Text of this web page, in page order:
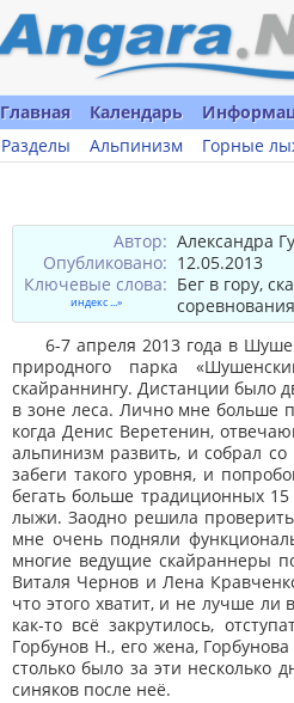
Главная Календарь
Разделы
Альпинизм Горные
Автор: Александра
Опубликовано: 12.05.2013
Ключевые слова:
индекс ...»
Бег в гору,
6-7 апреля 2013 года в
природного парка
скайраннингу. Дистанции было
в зоне леса. Лично мне больше
когда Денис Веретенин,
альпинизм развить, и собрал со
забеги такого уровня, и
бегать больше традиционных
лыжи. Заодно решила
мне очень подняли
многие ведущие скайраннеры
Виталя Чернов и Лена
что этого хватит, и не лучше ли
как-то всё закрутилось,
Горбунов Н., его жена,
столько было за эти несколько
синяков после неё.